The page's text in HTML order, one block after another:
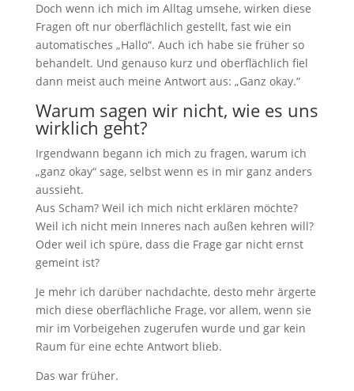
Doch wenn ich mich im Alltag umsehe, wirken diese
Fragen oft nur oberflächlich gestellt, fast wie ein
automatisches „Hallo“. Auch ich habe sie früher so
behandelt. Und genauso kurz und oberflächlich fiel
dann meist auch meine Antwort aus: „Ganz okay.“
Warum sagen wir nicht, wie es uns
wirklich geht?
Irgendwann begann ich mich zu fragen, warum ich
„ganz okay“ sage, selbst wenn es in mir ganz anders
aussieht.
Aus Scham? Weil ich mich nicht erklären möchte?
Weil ich nicht mein Inneres nach außen kehren will?
Oder weil ich spüre, dass die Frage gar nicht ernst
gemeint ist?
Je mehr ich darüber nachdachte, desto mehr ärgerte
mich diese oberflächliche Frage, vor allem, wenn sie
mir im Vorbeigehen zugerufen wurde und gar kein
Raum für eine echte Antwort blieb.
Das war früher.